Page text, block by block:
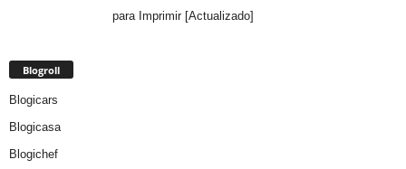
para Imprimir [Actualizado]
Blogroll
Blogicars
Blogicasa
Blogichef